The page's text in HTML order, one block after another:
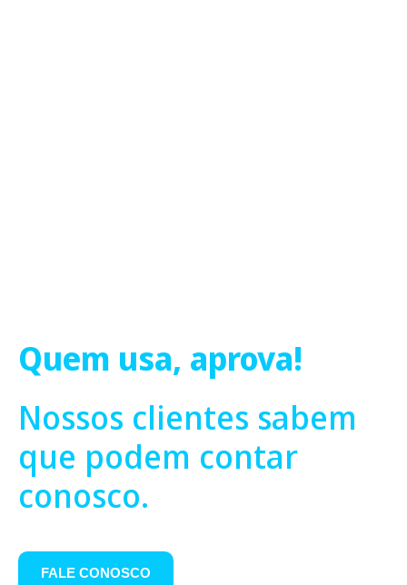
Quem usa, aprova!
Nossos clientes sabem
que podem contar
conosco.
FALE CONOSCO